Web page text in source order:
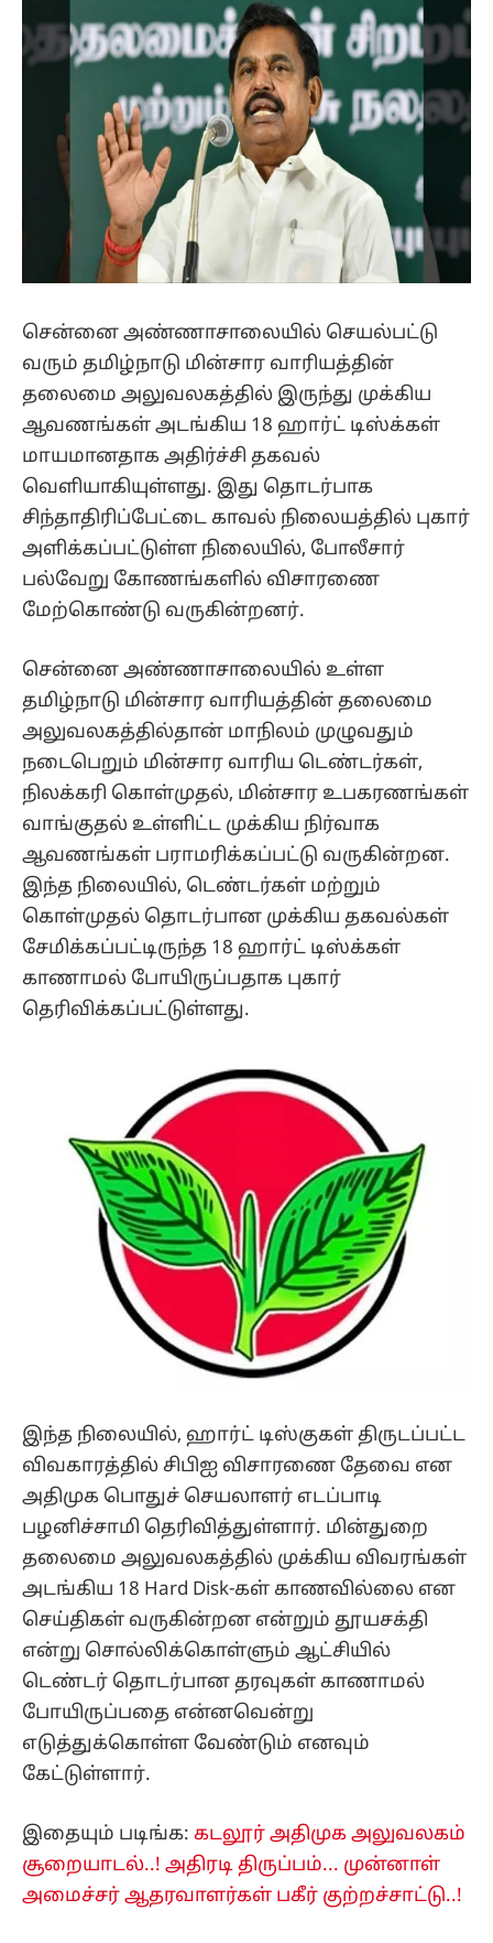
சென்னை அண்ணாசாலையில் செயல்பட்டு
வரும் தமிழ்நாடு மின்சார வாரியத்தின்
தலைமை அலுவலகத்தில் இருந்து முக்கிய
ஆவணங்கள் அடங்கிய 18 ஹார்ட் டிஸ்க்கள்
மாயமானதாக அதிர்ச்சி தகவல்
வெளியாகியுள்ளது. இது தொடர்பாக
சிந்தாதிரிப்பேட்டை காவல் நிலையத்தில் புகார்
அளிக்கப்பட்டுள்ள நிலையில், போலீசார்
பல்வேறு கோணங்களில் விசாரணை
மேற்கொண்டு வருகின்றனர்.
சென்னை அண்ணாசாலையில் உள்ள
தமிழ்நாடு மின்சார வாரியத்தின் தலைமை
அலுவலகத்தில்தான் மாநிலம் முழுவதும்
நடைபெறும் மின்சார வாரிய டெண்டர்கள்,
நிலக்கரி கொள்முதல், மின்சார உபகரணங்கள்
வாங்குதல் உள்ளிட்ட முக்கிய நிர்வாக
ஆவணங்கள் பராமரிக்கப்பட்டு வருகின்றன.
இந்த நிலையில், டெண்டர்கள் மற்றும்
கொள்முதல் தொடர்பான முக்கிய தகவல்கள்
சேமிக்கப்பட்டிருந்த 18 ஹார்ட் டிஸ்க்கள்
காணாமல் போயிருப்பதாக புகார்
தெரிவிக்கப்பட்டுள்ளது.
இந்த நிலையில், ஹார்ட் டிஸ்குகள் திருடப்பட்ட
விவகாரத்தில் சிபிஐ விசாரணை தேவை என
அதிமுக பொதுச் செயலாளர் எடப்பாடி
பழனிச்சாமி தெரிவித்துள்ளார். மின்துறை
தலைமை அலுவலகத்தில் முக்கிய விவரங்கள்
அடங்கிய 18 Hard Disk-கள் காணவில்லை என
செய்திகள் வருகின்றன என்றும் தூயசக்தி
என்று சொல்லிக்கொள்ளும் ஆட்சியில்
டெண்டர் தொடர்பான தரவுகள் காணாமல்
போயிருப்பதை என்னவென்று
எடுத்துக்கொள்ள வேண்டும் எனவும்
கேட்டுள்ளார்.
இதையும் படிங்க: கடலூர் அதிமுக அலுவலகம்
சூறையாடல்..! அதிரடி திருப்பம்... முன்னாள்
அமைச்சர் ஆதரவாளர்கள் பகீர் குற்றச்சாட்டு..!